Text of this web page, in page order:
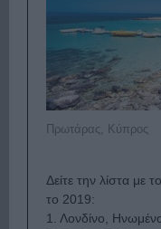
Πρωτάρας, Κύπρος
Δείτε την λίστα με
το 2019:
1. Λονδίνο,